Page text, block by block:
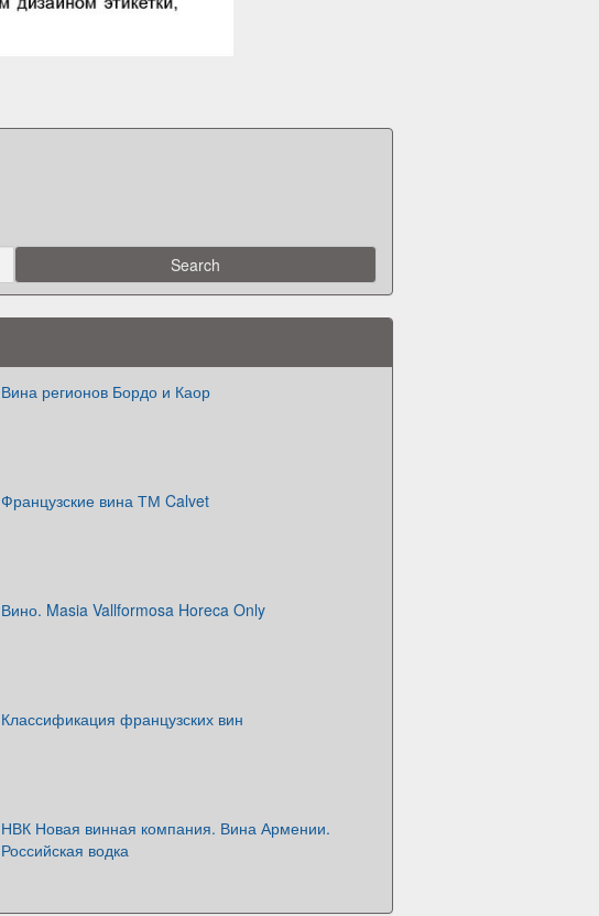
Вина регионов Бордо и Каор
Французские вина ТМ Calvet
Вино. Masia Vallformosa Horeca Only
Классификация французских вин
НВК Новая винная компания. Вина Армении.
Российская водка